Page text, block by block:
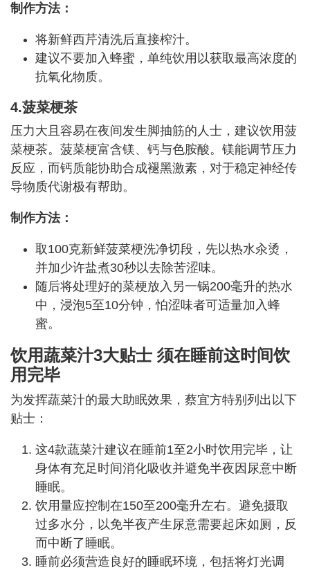
制作方法：
将新鲜西芹清洗后直接榨汁。
建议不要加入蜂蜜，单纯饮用以获取最高浓度的
抗氧化物质。
4.菠菜梗茶
压力大且容易在夜间发生脚抽筋的人士，建议饮用菠
菜梗茶。菠菜梗富含镁、钙与色胺酸。镁能调节压力
反应，而钙质能协助合成褪黑激素，对于稳定神经传
导物质代谢极有帮助。
制作方法：
取100克新鲜菠菜梗洗净切段，先以热水汆烫，
并加少许盐煮30秒以去除苦涩味。
随后将处理好的菜梗放入另一锅200毫升的热水
中，浸泡5至10分钟，怕涩味者可适量加入蜂
蜜。
饮用蔬菜汁3大贴士 须在睡前这时间饮
用完毕
为发挥蔬菜汁的最大助眠效果，蔡宜方特别列出以下
贴士：
这4款蔬菜汁建议在睡前1至2小时饮用完毕，让
身体有充足时间消化吸收并避免半夜因尿意中断
睡眠。
饮用量应控制在150至200毫升左右。避免摄取
过多水分，以免半夜产生尿意需要起床如厕，反
而中断了睡眠。
睡前必须营造良好的睡眠环境，包括将灯光调